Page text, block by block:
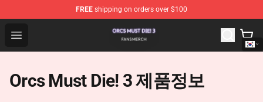
FREE shipping on orders over $100
Open menu
Orcs Must Die! 3 Shop - Official Orcs Must Die! 3
Orcs Must Die! 3 제품정보